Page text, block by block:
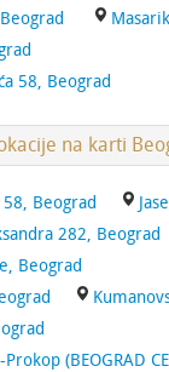
58, Beograd
na karti
Beograd
282, Beograd
Beograd
Prokop (BEOGRAD